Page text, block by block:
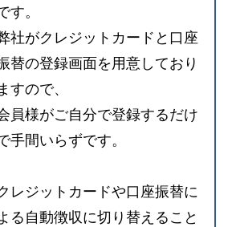
す。
社がクレジットカードと口座
替の登録画面を用意しており
すので、
員様がご自分で登録するだけ
手間いらずです。
レジットカードや口座振替に
る自動徴収に切り替えること